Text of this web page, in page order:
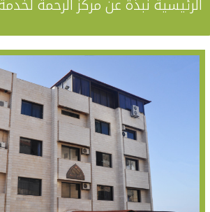
الرئيسية نبذة عن مركز الرحمة